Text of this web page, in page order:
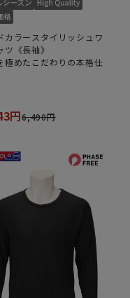
カラースタイリッシュワ
ツ《長袖》
極めたこだわりの本格仕
円6,490円